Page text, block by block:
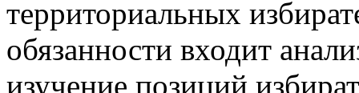
территориальных
обязанности входит
изучение позиций